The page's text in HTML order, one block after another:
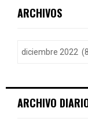
h
ARCHIVOS
ARCHIVO